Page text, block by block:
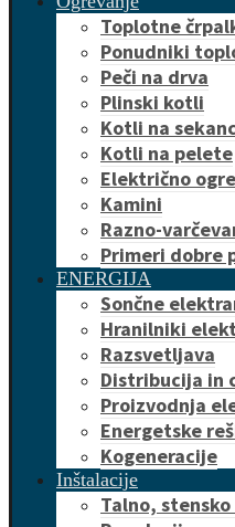
Toplotne
Ponudniki
Peči na drva
Plinski kotli
Kotli na
Kotli na pelete
Električno
Kamini
Razno-
Primeri dobre
ENERGIJA
Sončne
Hranilniki
Razsvetljava
Distribucija in
Proizvodnja
Energetske
Kogeneracije
Inštalacije
Talno,